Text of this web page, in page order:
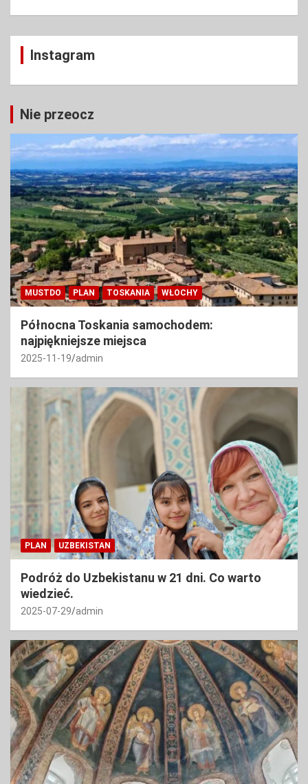
Instagram
Nie przeocz
MUSTDO PLAN TOSKANIA WŁOCHY
Północna Toskania samochodem:
najpiękniejsze miejsca
2025-11-19 admin
PLAN UZBEKISTAN
Podróż do Uzbekistanu w 21 dni. Co warto
wiedzieć.
2025-07-29 admin